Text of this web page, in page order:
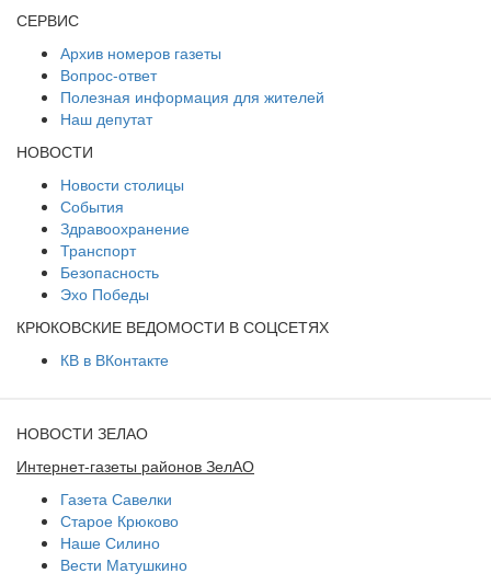
СЕРВИС
Архив номеров газеты
Вопрос-ответ
Полезная информация для жителей
Наш депутат
НОВОСТИ
Новости столицы
События
Здравоохранение
Транспорт
Безопасность
Эхо Победы
КРЮКОВСКИЕ ВЕДОМОСТИ В СОЦСЕТЯХ
КВ в ВКонтакте
НОВОСТИ ЗЕЛАО
Интернет-газеты районов ЗелАО
Газета Савелки
Старое Крюково
Наше Силино
Вести Матушкино